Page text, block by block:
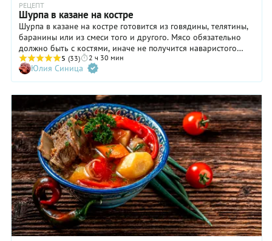
РЕЦЕПТ
Шурпа в казане на костре
Шурпа в казане на костре готовится из говядины, телятины,
баранины или из смеси того и другого. Мясо обязательно
должно быть с костями, иначе не получится наваристого
бульона, какой необходим для этого знакового
среднеазиатского супа. А мясо должно развариться так,
чтобы легко отходило от костей. То есть дело это небыстрое.
И основную часть процесса занимает непосредственно
варка бульона. Чтобы рассказать вам, как приготовить
шурпу в казане на костре, мы изучили множество разных
рецептов. Они отличаются в последовательности действий, в
мелких нюансах, но суть везде одна: мяса должно быть
много. Характерной особенностью шурпы является то, что в
нее обычно не кладут специй. Насыщенный вкус и аромат
супа создается за счет качественного мяса, овощей,
большого количества лука и трав. Многие узбекские повара
отдельно подчеркивают тот факт, что шурпа хороша без
специй. И все же именно в узбекскую шурпу принято
добавлять семена зиры. Наш пошаговый рецепт шурпы в
казане на костре — некий усредненный вариант, который
поможет вам принимать собственные решения.
5 (33) 2 ч 30 мин
Юлия Синица